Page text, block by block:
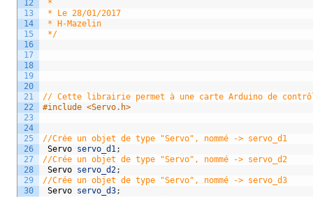
12
13
14
15
16
17
18
19
20
21
22
23
24
25
26
27
28
29
30
*
* Le 28/01/2017
* H-Mazelin
*/
// Cette librairie permet à une carte Arduino de
#include <Servo.h>
//Crée un objet de type "Servo", nommé -> servo_d1
Servo servo_d1;
//Crée un objet de type "Servo", nommé -> servo_d2
Servo servo_d2;
//Crée un objet de type "Servo", nommé -> servo_d3
Servo servo_d3;